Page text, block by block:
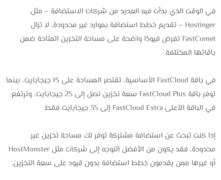
في الوقت الذي بدأت فيه العديد من شركات الاستضافة – مثل
Hostinger – تقديم خطط استضافة بموارد غير محدودة، لا تزال
FastComet تفرض قيودًا واضحة على مساحة التخزين المتاحة ضمن
باقاتها المختلفة.
في باقة FastCloud الأساسية، تقتصر المساحة على 15 جيجابايت، بينما
توفر باقة FastCloud Plus سعة تخزين تصل إلى 25 جيجابايت، وترتفع
في الباقة الأعلى FastCloud Extra إلى 35 جيجابايت فقط.
إذا كنت تبحث عن استضافة مشتركة توفر لك مساحة تخزين غير
محدودة، فقد يكون من الأفضل التوجه إلى شركات مثل HostMonster
أو غيرها ممن يقدمون خطط استضافة بدون قيود على سعة التخزين.